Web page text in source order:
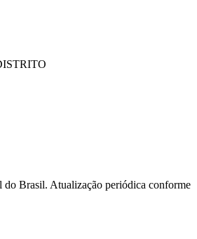
do Brasil. Atualização periódica conforme